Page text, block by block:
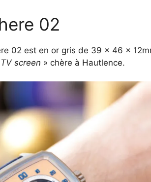
02
02 est en or gris de 39 x 46 x
TV screen » chère à Hautlence.